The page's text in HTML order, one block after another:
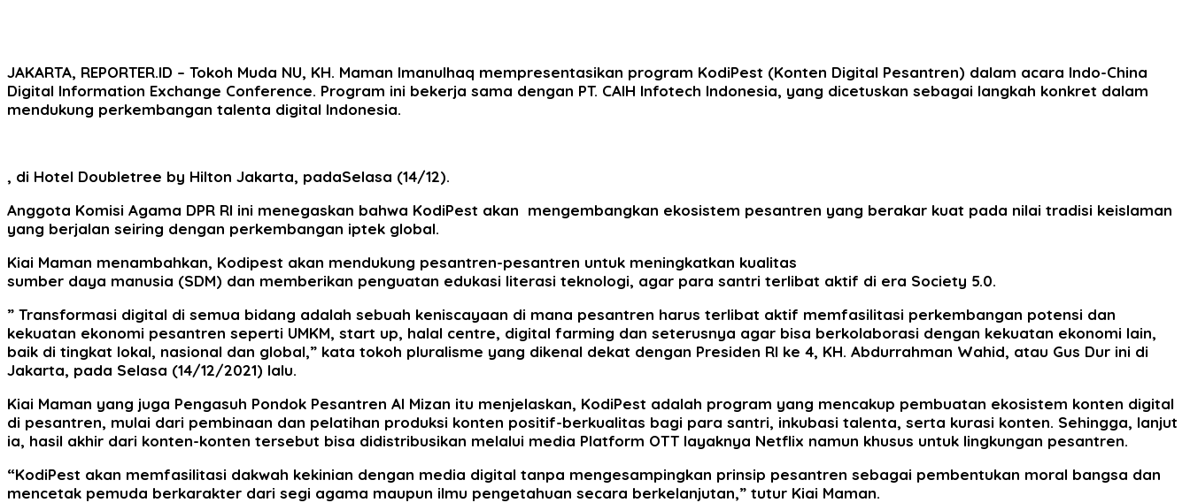
JAKARTA, REPORTER.ID – Tokoh Muda NU, KH. Maman Imanulhaq mempresentasikan program KodiPest (Konten Digital Pesantren) dalam acara Indo-China
Digital Information Exchange Conference. Program ini bekerja sama dengan PT. CAIH Infotech Indonesia, yang dicetuskan sebagai langkah konkret dalam
mendukung perkembangan talenta digital Indonesia.
, di Hotel Doubletree by Hilton Jakarta, padaSelasa (14/12).
Anggota Komisi Agama DPR RI ini menegaskan bahwa KodiPest akan mengembangkan ekosistem pesantren yang berakar kuat pada nilai tradisi keislaman
yang berjalan seiring dengan perkembangan iptek global.
Kiai Maman menambahkan, Kodipest akan mendukung pesantren-pesantren untuk meningkatkan kualitas
sumber daya manusia (SDM) dan memberikan penguatan edukasi literasi teknologi, agar para santri terlibat aktif di era Society 5.0.
” Transformasi digital di semua bidang adalah sebuah keniscayaan di mana pesantren harus terlibat aktif memfasilitasi perkembangan potensi dan
kekuatan ekonomi pesantren seperti UMKM, start up, halal centre, digital farming dan seterusnya agar bisa berkolaborasi dengan kekuatan ekonomi lain,
baik di tingkat lokal, nasional dan global,” kata tokoh pluralisme yang dikenal dekat dengan Presiden RI ke 4, KH. Abdurrahman Wahid, atau Gus Dur ini di
Jakarta, pada Selasa (14/12/2021) lalu.
Kiai Maman yang juga Pengasuh Pondok Pesantren Al Mizan itu menjelaskan, KodiPest adalah program yang mencakup pembuatan ekosistem konten digital
di pesantren, mulai dari pembinaan dan pelatihan produksi konten positif-berkualitas bagi para santri, inkubasi talenta, serta kurasi konten. Sehingga, lanjut
ia, hasil akhir dari konten-konten tersebut bisa didistribusikan melalui media Platform OTT layaknya Netflix namun khusus untuk lingkungan pesantren.
“KodiPest akan memfasilitasi dakwah kekinian dengan media digital tanpa mengesampingkan prinsip pesantren sebagai pembentukan moral bangsa dan
mencetak pemuda berkarakter dari segi agama maupun ilmu pengetahuan secara berkelanjutan,” tutur Kiai Maman.